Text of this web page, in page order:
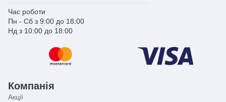
Час роботи
Пн - Сб з 9:00 до 18:00
Нд з 10:00 до 18:00
Компанія
Акції